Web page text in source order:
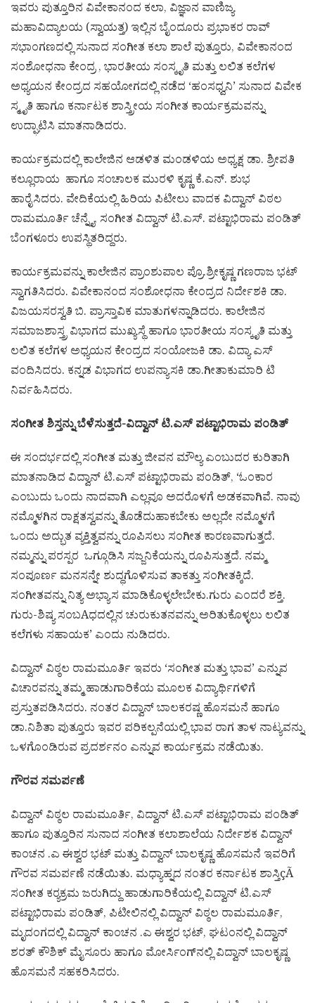
ಇವರು ಪುತ್ತೂರಿನ ವಿವೇಕಾನಂದ ಕಲಾ, ವಿಜ್ಞಾನ ವಾಣಿಜ್ಯ
ಮಹಾವಿದ್ಯಾಲಯ (ಸ್ವಾಯತ್ತ) ಇಲ್ಲಿನ ಬೈಂದೂರು ಪ್ರಭಾಕರ ರಾವ್
ಸಭಾಂಗಣದಲ್ಲಿ ಸುನಾದ ಸಂಗೀತ ಕಲಾ ಶಾಲೆ ಪುತ್ತೂರು, ವಿವೇಕಾನಂದ
ಸಂಶೋಧನಾ ಕೇಂದ್ರ , ಭಾರತೀಯ ಸಂಸ್ಕೃತಿ ಮತ್ತು ಲಲಿತ ಕಲೆಗಳ
ಅಧ್ಯಯನ ಕೇಂದ್ರದ ಸಹಯೋಗದಲ್ಲಿ ನಡೆದ ‘ಹಂಸಧ್ವನಿ’ ಸುನಾದ ವಿವೇಕ
ಸ್ಮೃತಿ ಹಾಗೂ ಕರ್ನಾಟಕ ಶಾಸ್ತ್ರೀಯ ಸಂಗೀತ ಕಾರ್ಯಕ್ರಮವನ್ನು
ಉದ್ಘಾಟಿಸಿ ಮಾತನಾಡಿದರು.
ಕಾರ್ಯಕ್ರಮದಲ್ಲಿ ಕಾಲೇಜಿನ ಆಡಳಿತ ಮಂಡಳಿಯ ಅಧ್ಯಕ್ಷ ಡಾ. ಶ್ರೀಪತಿ
ಕಲ್ಲೂರಾಯ ಹಾಗೂ ಸಂಚಾಲಕ ಮುರಳಿ ಕೃಷ್ಣ ಕೆ.ಎನ್. ಶುಭ
ಹಾರೈಸಿದರು. ವೇದಿಕೆಯಲ್ಲಿ ಹಿರಿಯ ಪಿಟೀಲು ವಾದಕ ವಿದ್ವಾನ್ ವಿಠಲ
ರಾಮಮೂರ್ತಿ ಚೆನ್ನೈ, ಸಂಗೀತ ವಿದ್ವಾನ್ ಟಿ.ಎಸ್. ಪಟ್ಟಾಭಿರಾಮ ಪಂಡಿತ್
ಬೆಂಗಳೂರು ಉಪಸ್ಥಿತರಿದ್ದರು.
ಕಾರ್ಯಕ್ರಮವನ್ನು ಕಾಲೇಜಿನ ಪ್ರಾಂಶುಪಾಲ ಪ್ರೊ.ಶ್ರೀಕೃಷ್ಣ ಗಣರಾಜ ಭಟ್
ಸ್ವಾಗತಿಸಿದರು. ವಿವೇಕಾನಂದ ಸಂಶೋಧನಾ ಕೇಂದ್ರದ ನಿರ್ದೇಶಕಿ ಡಾ.
ವಿಜಯಸರಸ್ವತಿ ಬಿ. ಪ್ರಾಸ್ತಾವಿಕ ಮಾತುಗಳನ್ನಾಡಿದರು. ಕಾಲೇಜಿನ
ಸಮಾಜಶಾಸ್ತ್ರ ವಿಭಾಗದ ಮುಖ್ಯಸ್ಥೆ ಹಾಗೂ ಭಾರತೀಯ ಸಂಸ್ಕೃತಿ ಮತ್ತು
ಲಲಿತ ಕಲೆಗಳ ಅಧ್ಯಯನ ಕೇಂದ್ರದ ಸಂಯೋಜಕಿ ಡಾ. ವಿದ್ಯಾ ಎಸ್
ವಂದಿಸಿದರು. ಕನ್ನಡ ವಿಭಾಗದ ಉಪನ್ಯಾಸಕಿ ಡಾ.ಗೀತಾಕುಮಾರಿ ಟಿ
ನಿರ್ವಹಿಸಿದರು.
ಸಂಗೀತ ಶಿಸ್ತನ್ನು ಬೆಳೆಸುತ್ತದೆ-ವಿದ್ವಾನ್ ಟಿ.ಎಸ್ ಪಟ್ಟಾಭಿರಾಮ ಪಂಡಿತ್
ಈ ಸಂದರ್ಭದಲ್ಲಿ ಸಂಗೀತ ಮತ್ತು ಜೀವನ ಮೌಲ್ಯ ಎಂಬುದರ ಕುರಿತಾಗಿ
ಮಾತನಾಡಿದ ವಿದ್ವಾನ್ ಟಿ.ಎಸ್ ಪಟ್ಟಾಭಿರಾಮ ಪಂಡಿತ್, ‘ಓಂಕಾರ
ಎಂಬುದು ಒಂದು ನಾದವಾಗಿ ಎಲ್ಲವೂ ಅದರೊಳಗೆ ಅಡಕವಾಗಿವೆ. ನಾವು
ನಮ್ಮೊಳಗಿನ ರಾಕ್ಷತಸ್ವವನ್ನು ತೊಡೆದುಹಾಕಬೇಕು ಅಲ್ಲದೇ ನಮ್ಮೊಳಗೆ
ಒಂದು ಅದ್ಭುತ ವ್ಯಕ್ತಿತ್ವವನ್ನು ರೂಪಿಸಲು ಸಂಗೀತ ಕಾರಣವಾಗುತ್ತದೆ.
ನಮ್ಮನ್ನು ಪರಸ್ಪರ ಒಗ್ಗೂಡಿಸಿ ಸಜ್ಜನಿಕೆಯನ್ನು ರೂಪಿಸುತ್ತದೆ. ನಮ್ಮ
ಸಂಪೂರ್ಣ ಮನಸನ್ನೇ ಶುದ್ಧಗೊಳಿಸುವ ತಾಕತ್ತು ಸಂಗೀತಕ್ಕಿದೆ.
ಸಂಗೀತವನ್ನು ನಿತ್ಯ ಅಭ್ಯಾಸ ಮಾಡಿಕೊಳ್ಳಲೇಬೇಕು.ಗುರು ಎಂದರೆ ಶಕ್ತಿ.
ಗುರು-ಶಿಷ್ಯ ಸಂಬAಧದಲ್ಲಿನ ಚುರುಕುತನವನ್ನು ಅರಿತುಕೊಳ್ಳಲು ಲಲಿತ
ಕಲೆಗಳು ಸಹಾಯಕ’ ಎಂದು ನುಡಿದರು.
ವಿದ್ವಾನ್ ವಿಠ್ಠಲ ರಾಮಮೂರ್ತಿ ಇವರು ‘ಸಂಗೀತ ಮತ್ತು ಭಾವ’ ಎನ್ನುವ
ವಿಚಾರವನ್ನು ತಮ್ಮ ಹಾಡುಗಾರಿಕೆಯ ಮೂಲಕ ವಿದ್ಯಾರ್ಥಿಗಳಿಗೆ
ಪ್ರಸ್ತುತಪಡಿಸಿದರು. ನಂತರ ವಿದ್ವಾನ್ ಬಾಲಕರಷ್ಣ ಹೊಸಮನೆ ಹಾಗೂ
ಡಾ.ನಿಶಿತಾ ಪುತ್ತೂರು ಇವರ ಪರಿಕಲ್ಪನೆಯಲ್ಲಿ ಭಾವ ರಾಗ ತಾಳ ನಾಟ್ಯವನ್ನು
ಒಳಗೊಂಡಿರುವ ಪ್ರದರ್ಶನಂ ಎನ್ನುವ ಕಾರ್ಯಕ್ರಮ ನಡೆಯಿತು.
ಗೌರವ ಸಮರ್ಪಣೆ
ವಿದ್ವಾನ್ ವಿಠ್ಠಲ ರಾಮಮೂರ್ತಿ, ವಿದ್ವಾನ್ ಟಿ.ಎಸ್ ಪಟ್ಟಾಭಿರಾಮ ಪಂಡಿತ್
ಹಾಗೂ ಪುತ್ತೂರಿನ ಸುನಾದ ಸಂಗೀತ ಕಲಾಶಾಲೆಯ ನಿರ್ದೇಶಕ ವಿದ್ವಾನ್
ಕಾಂಚನ .ಎ ಈಶ್ವರ ಭಟ್ ಮತ್ತು ವಿದ್ವಾನ್ ಬಾಲಕೃಷ್ಣ ಹೊಸಮನೆ ಇವರಿಗೆ
ಗೌರವ ಸಮರ್ಪಣೆ ನಡೆಯಿತು. ಮಧ್ಯಾಹ್ನದ ನಂತರ ಕರ್ನಾಟಕ ಶಾಸ್ತಿçÃ
ಸಂಗೀತ ಕರ‍್ಯಕ್ರಮ ಜರುಗಿದ್ದು ಹಾಡುಗಾರಿಕೆಯಲ್ಲಿ ವಿದ್ವಾನ್ ಟಿ.ಎಸ್
ಪಟ್ಟಾಭಿರಾಮ ಪಂಡಿತ್, ಪಿಟೀಲಿನಲ್ಲಿ ವಿದ್ವಾನ್ ವಿಠ್ಠಲ ರಾಮಮೂರ್ತಿ,
ಮೃದಂಗದಲ್ಲಿ ವಿದ್ವಾನ್ ಕಾಂಚನ .ಎ ಈಶ್ವರ ಭಟ್, ಘಟಂನಲ್ಲಿ ವಿದ್ವಾನ್
ಶರತ್ ಕೌಶಿಕ್ ಮೈಸೂರು ಹಾಗೂ ಮೋರ್ಸಿಂಗ್‌ನಲ್ಲಿ ವಿದ್ವಾನ್ ಬಾಲಕೃಷ್ಣ
ಹೊಸಮನೆ ಸಹಕರಿಸಿದರು.